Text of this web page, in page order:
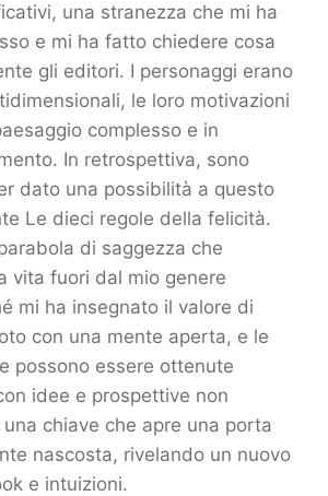
una stranezza che mi ha
e mi ha fatto chiedere cosa
gli editori. I personaggi erano
le loro motivazioni
complesso e in
In retrospettiva, sono
dato una possibilità a questo
Le dieci regole della felicità.
di saggezza che
vita fuori dal mio genere
mi ha insegnato il valore di
con una mente aperta, e le
possono essere ottenute
idee e prospettive non
chiave che apre una porta
nascosta, rivelando un nuovo
e intuizioni.